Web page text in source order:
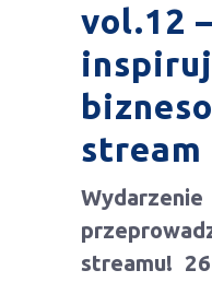
vol.12 –
stream
streamu!